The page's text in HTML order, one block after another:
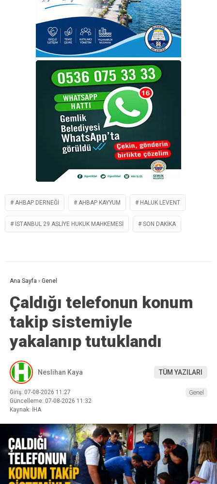
AHBAP DERNEĞI AHBAP KAYYUM HALUK LEVENT
İSTANBUL 29 ASLIYE HUKUK MAHKEMESI SON DAKIKA
Ana Sayfa › Genel
Çaldığı telefonun konum
takip sistemiyle
yakalanıp tutuklandı
Neslihan Kaya TÜM YAZILARI
Giriş: 07-08-2026 11:27
Güncelleme: 07-08-2026 11:32
Kaynak: İHA
Genel